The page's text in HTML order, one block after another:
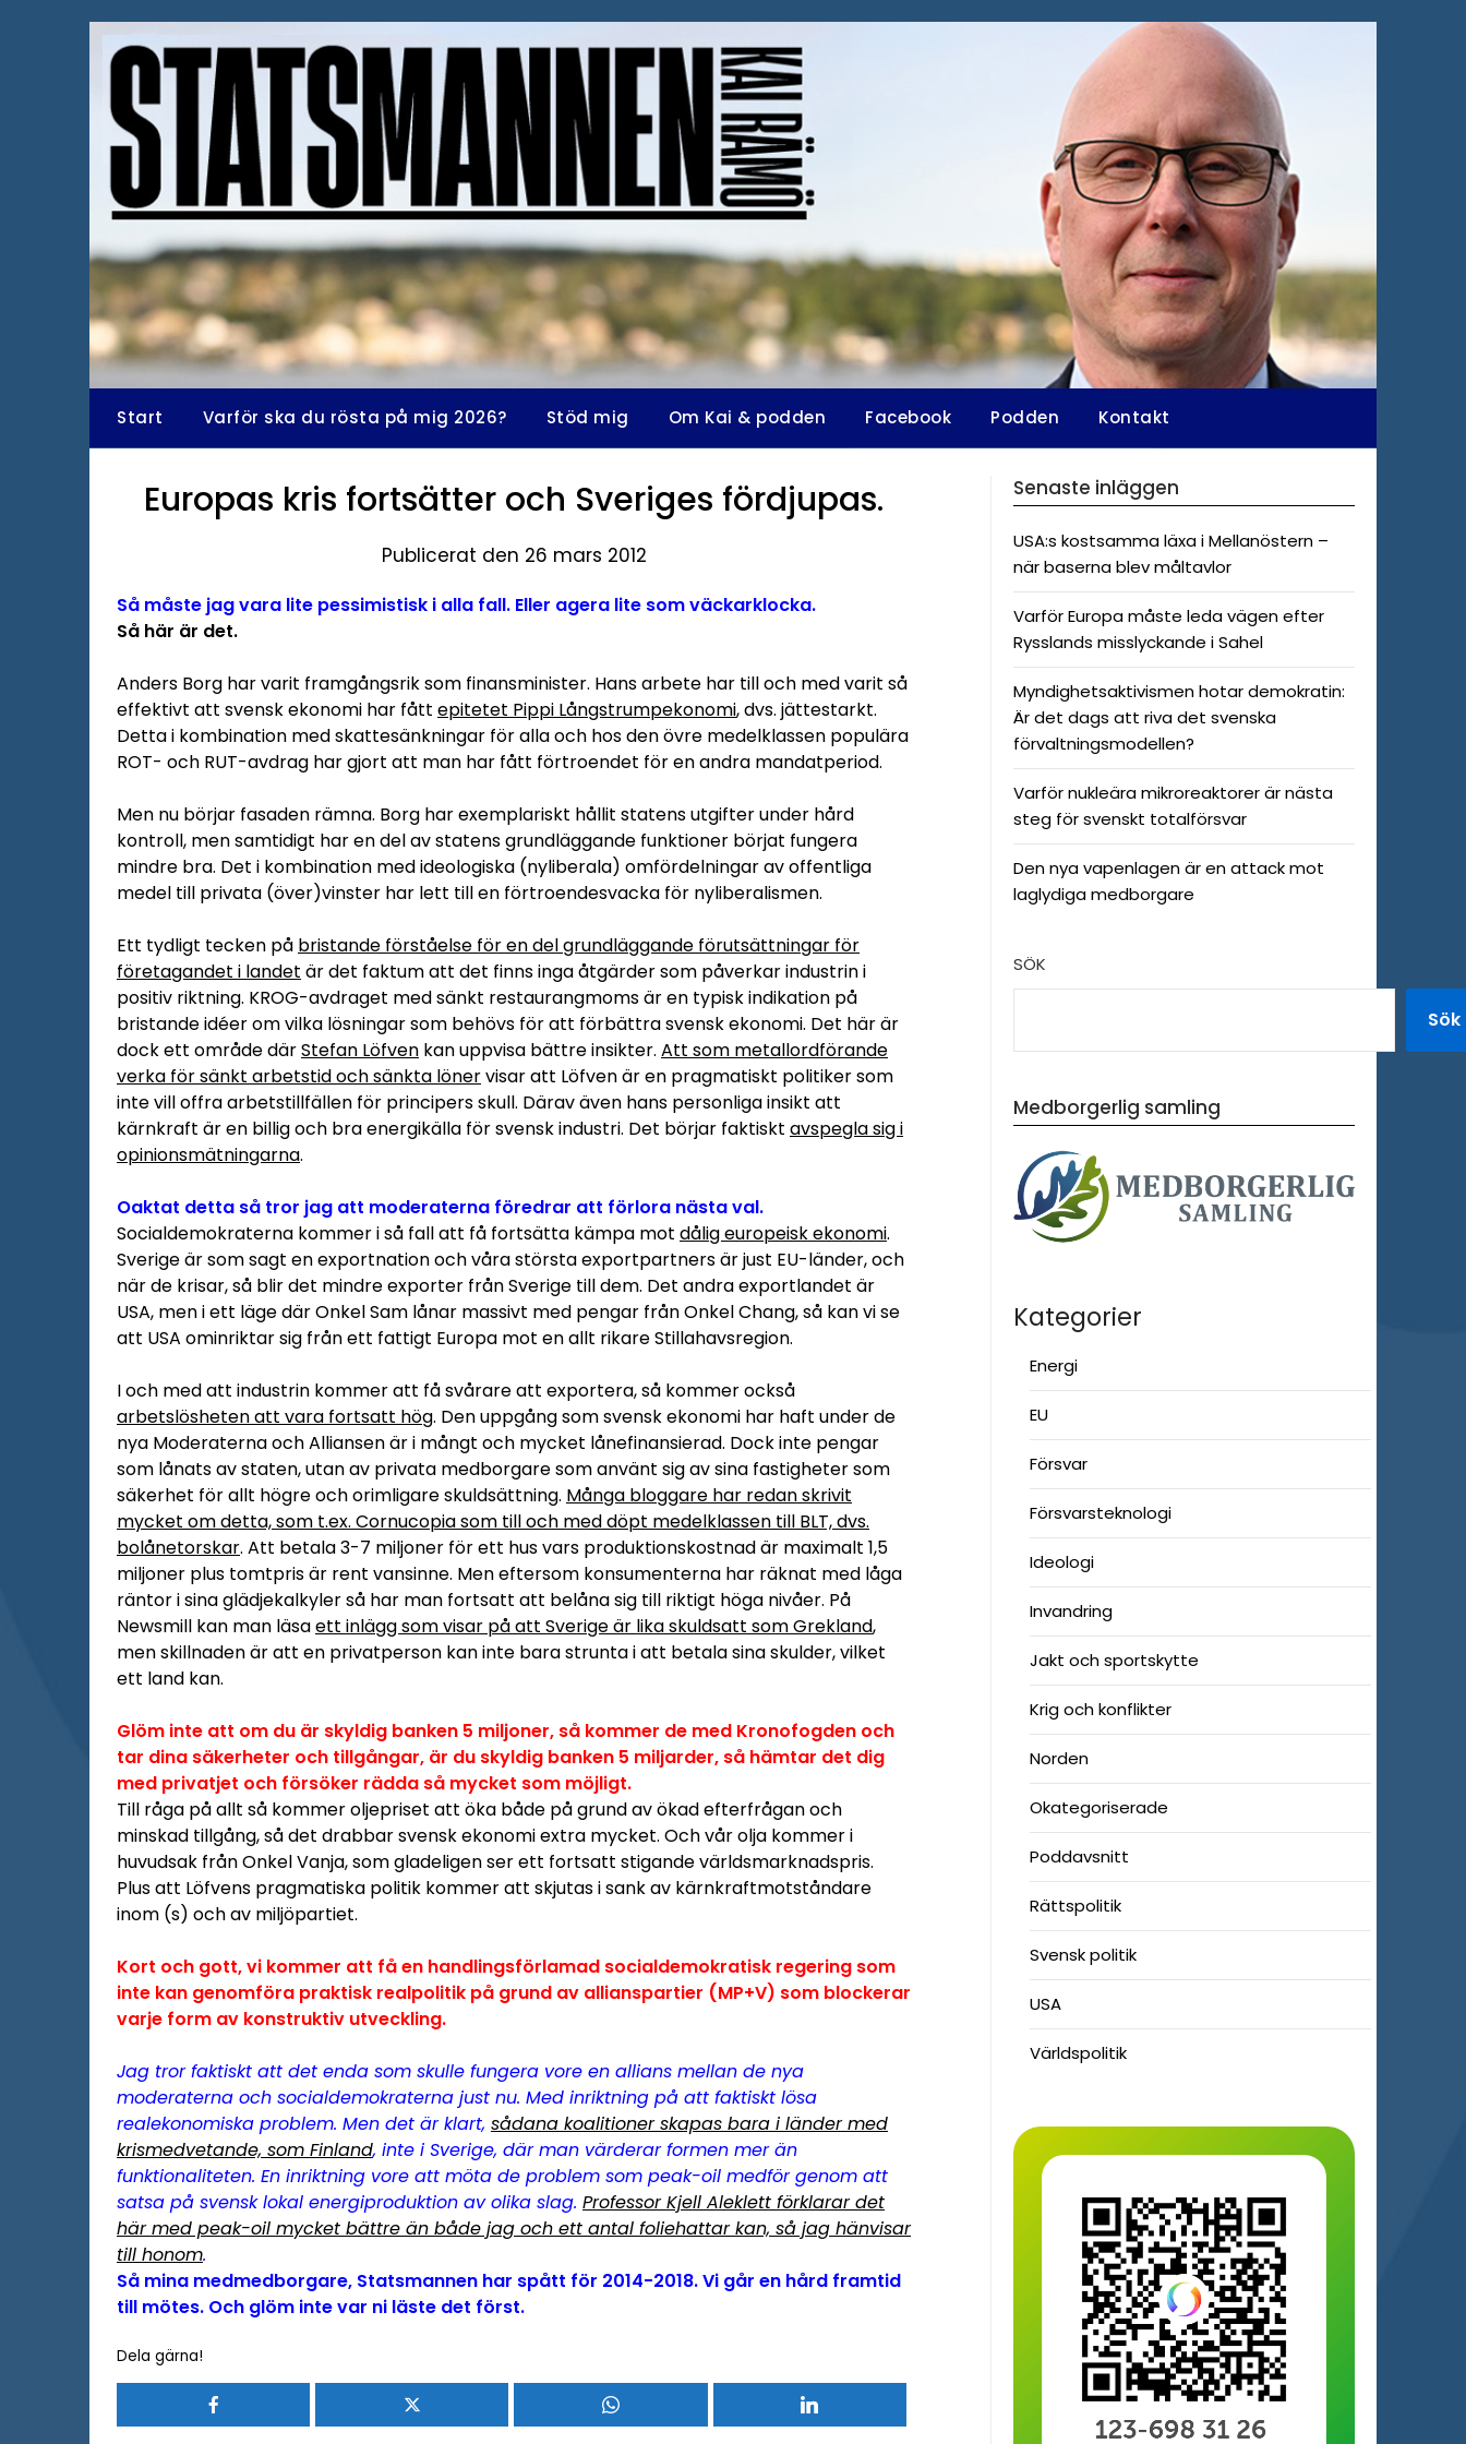
Start Varför ska du rösta på mig 2026? Stöd mig Om Kai & podden Facebook Podden Kontakt
Europas kris fortsätter och Sveriges fördjupas.
Publicerat den 26 mars 2012
Så måste jag vara lite pessimistisk i alla fall. Eller agera lite som väckarklocka.
Så här är det.
Anders Borg har varit framgångsrik som finansminister. Hans arbete har till och med varit så
effektivt att svensk ekonomi har fått epitetet Pippi Långstrumpekonomi, dvs. jättestarkt.
Detta i kombination med skattesänkningar för alla och hos den övre medelklassen populära
ROT- och RUT-avdrag har gjort att man har fått förtroendet för en andra mandatperiod.
Men nu börjar fasaden rämna. Borg har exemplariskt hållit statens utgifter under hård
kontroll, men samtidigt har en del av statens grundläggande funktioner börjat fungera
mindre bra. Det i kombination med ideologiska (nyliberala) omfördelningar av offentliga
medel till privata (över)vinster har lett till en förtroendesvacka för nyliberalismen.
Ett tydligt tecken på bristande förståelse för en del grundläggande förutsättningar för
företagandet i landet är det faktum att det finns inga åtgärder som påverkar industrin i
positiv riktning. KROG-avdraget med sänkt restaurangmoms är en typisk indikation på
bristande idéer om vilka lösningar som behövs för att förbättra svensk ekonomi. Det här är
dock ett område därStefan Löfven kan uppvisa bättre insikter. Att som metallordförande
verka för sänkt arbetstid och sänkta lönervisar att Löfven är en pragmatiskt politiker som
inte vill offra arbetstillfällen för principers skull. Därav även hans personliga insikt att
kärnkraft är en billig och bra energikälla för svensk industri. Det börjar faktiskt avspegla sig i
opinionsmätningarna.
Oaktat detta så tror jag att moderaterna föredrar att förlora nästa val.
Socialdemokraterna kommer i så fall att få fortsätta kämpa mot dålig europeisk ekonomi.
Sverige är som sagt en exportnation och våra största exportpartners är just EU-länder, och
när de krisar, så blir det mindre exporter från Sverige till dem. Det andra exportlandet är
USA, men i ett läge där Onkel Sam lånar massivt med pengar från Onkel Chang, så kan vi se
att USA ominriktar sig från ett fattigt Europa mot en allt rikare Stillahavsregion.
I och med att industrin kommer att få svårare att exportera, så kommer också
arbetslösheten att vara fortsatt hög. Den uppgång som svensk ekonomi har haft under de
nya Moderaterna och Alliansen är i mångt och mycket lånefinansierad. Dock inte pengar
som lånats av staten, utan av privata medborgare som använt sig av sina fastigheter som
säkerhet för allt högre och orimligare skuldsättning. Många bloggare har redan skrivit
mycket om detta, som t.ex. Cornucopia som till och med döpt medelklassen till BLT, dvs.
bolånetorskar. Att betala 3-7 miljoner för ett hus vars produktionskostnad är maximalt 1,5
miljoner plus tomtpris är rent vansinne. Men eftersom konsumenterna har räknat med låga
räntor i sina glädjekalkyler så har man fortsatt att belåna sig till riktigt höga nivåer. På
Newsmill kan man läsaett inlägg som visar på att Sverige är lika skuldsatt som Grekland,
men skillnaden är att en privatperson kan inte bara strunta i att betala sina skulder, vilket
ett land kan.
Glöm inte att om du är skyldig banken 5 miljoner, så kommer de med Kronofogden och
tar dina säkerheter och tillgångar, är du skyldig banken 5 miljarder, så hämtar det dig
med privatjet och försöker rädda så mycket som möjligt.
Till råga på allt så kommer oljepriset att öka både på grund av ökad efterfrågan och
minskad tillgång, så det drabbar svensk ekonomi extra mycket. Och vår olja kommer i
huvudsak från Onkel Vanja, som gladeligen ser ett fortsatt stigande världsmarknadspris.
Plus att Löfvens pragmatiska politik kommer att skjutas i sank av kärnkraftmotståndare
inom (s) och av miljöpartiet.
Kort och gott, vi kommer att få en handlingsförlamad socialdemokratisk regering som
inte kan genomföra praktisk realpolitik på grund av allianspartier (MP+V) som blockerar
varje form av konstruktiv utveckling.
Jag tror faktiskt att det enda som skulle fungera vore en allians mellan de nya
moderaterna och socialdemokraterna just nu. Med inriktning på att faktiskt lösa
realekonomiska problem. Men det är klart, sådana koalitioner skapas bara i länder med
krismedvetande, som Finland, inte i Sverige, där man värderar formen mer än
funktionaliteten. En inriktning vore att möta de problem som peak-oil medför genom att
satsa på svensk lokal energiproduktion av olika slag. Professor Kjell Aleklett förklarar det
här med peak-oil mycket bättre än både jag och ett antal foliehattar kan, så jag hänvisar
till honom.
Så mina medmedborgare, Statsmannen har spått för 2014-2018. Vi går en hård framtid
till mötes. Och glöm inte var ni läste det först.
Dela gärna!
Senaste inläggen
USA:s kostsamma läxa i Mellanöstern –
när baserna blev måltavlor
Varför Europa måste leda vägen efter
Rysslands misslyckande i Sahel
Myndighetsaktivismen hotar demokratin:
Är det dags att riva det svenska
förvaltningsmodellen?
Varför nukleära mikroreaktorer är nästa
steg för svenskt totalförsvar
Den nya vapenlagen är en attack mot
laglydiga medborgare
SÖK
Sök
Medborgerlig samling
Kategorier
Energi
EU
Försvar
Försvarsteknologi
Ideologi
Invandring
Jakt och sportskytte
Krig och konflikter
Norden
Okategoriserade
Poddavsnitt
Rättspolitik
Svensk politik
USA
Världspolitik